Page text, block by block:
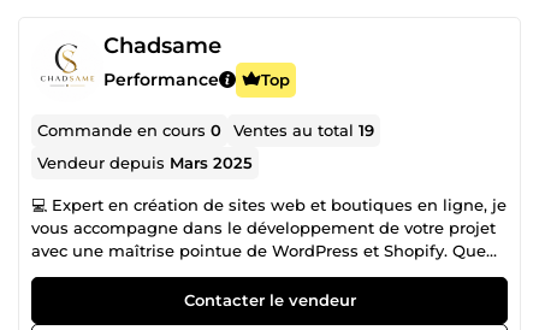
Chadsame
Performance Top
Commande en cours0 Ventes au total19
Vendeur depuis Mars 2025
💻 Expert en création de sites web et boutiques en ligne, je
vous accompagne dans le développement de votre projet
avec une maîtrise pointue de WordPress et Shopify. Que
ce soit pour lancer une boutique performante 🛒 ou
optimiser votre présence en ligne 🌐, je propose des
solutions sur mesure adaptées à vos besoins. 🎥 Passionné
Contacter le vendeur